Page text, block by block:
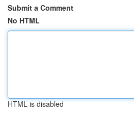
Submit a Comment
No HTML
HTML is disabled